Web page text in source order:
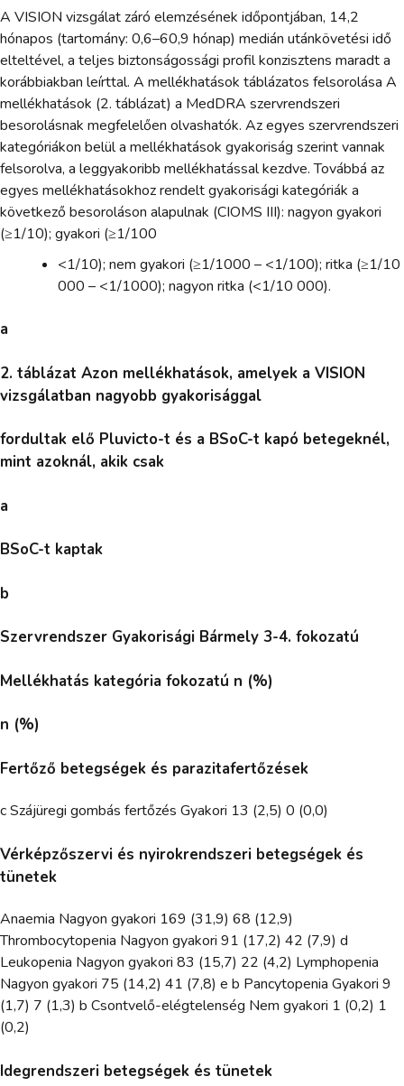
A VISION vizsgálat záró elemzésének időpontjában, 14,2
hónapos (tartomány: 0,6–60,9 hónap) medián utánkövetési idő
elteltével, a teljes biztonságossági profil konzisztens maradt a
korábbiakban leírttal. A mellékhatások táblázatos felsorolása A
mellékhatások (2. táblázat) a MedDRA szervrendszeri
besorolásnak megfelelően olvashatók. Az egyes szervrendszeri
kategóriákon belül a mellékhatások gyakoriság szerint vannak
felsorolva, a leggyakoribb mellékhatással kezdve. Továbbá az
egyes mellékhatásokhoz rendelt gyakorisági kategóriák a
következő besoroláson alapulnak (CIOMS III): nagyon gyakori
(≥1/10); gyakori (≥1/100
<1/10); nem gyakori (≥1/1000 – <1/100); ritka (≥1/10
000 – <1/1000); nagyon ritka (<1/10 000).
a
2. táblázat Azon mellékhatások, amelyek a VISION
vizsgálatban nagyobb gyakorisággal
fordultak elő Pluvicto-t és a BSoC-t kapó betegeknél,
mint azoknál, akik csak
a
BSoC-t kaptak
b
Szervrendszer Gyakorisági Bármely 3-4. fokozatú
Mellékhatás kategória fokozatú n (%)
n (%)
Fertőző betegségek és parazitafertőzések
c Szájüregi gombás fertőzés Gyakori 13 (2,5) 0 (0,0)
Vérképzőszervi és nyirokrendszeri betegségek és
tünetek
Anaemia Nagyon gyakori 169 (31,9) 68 (12,9)
Thrombocytopenia Nagyon gyakori 91 (17,2) 42 (7,9) d
Leukopenia Nagyon gyakori 83 (15,7) 22 (4,2) Lymphopenia
Nagyon gyakori 75 (14,2) 41 (7,8) e b Pancytopenia Gyakori 9
(1,7) 7 (1,3) b Csontvelő-elégtelenség Nem gyakori 1 (0,2) 1
(0,2)
Idegrendszeri betegségek és tünetek